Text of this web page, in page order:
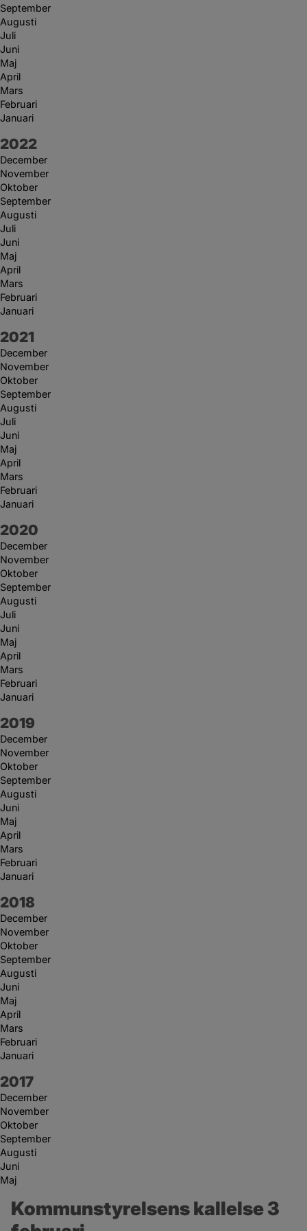
September
Augusti
Juli
Juni
Maj
April
Mars
Februari
Januari
År:
2022
December
November
Oktober
September
Augusti
Juli
Juni
Maj
April
Mars
Februari
Januari
År:
2021
December
November
Oktober
September
Augusti
Juli
Juni
Maj
April
Mars
Februari
Januari
År:
2020
December
November
Oktober
September
Augusti
Juli
Juni
Maj
April
Mars
Februari
Januari
År:
2019
December
November
Oktober
September
Augusti
Juni
Maj
April
Mars
Februari
Januari
År:
2018
December
November
Oktober
September
Augusti
Juni
Maj
April
Mars
Februari
Januari
År:
2017
December
November
Oktober
September
Augusti
Juni
Maj
Kommunstyrelsens kallelse 3